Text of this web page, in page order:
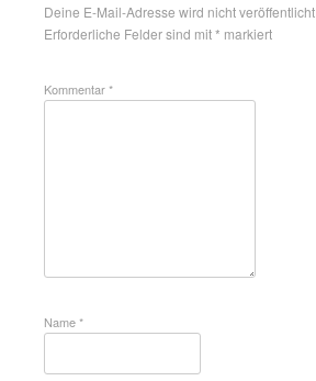
Deine E-Mail-Adresse wird nicht veröffentlicht.
Erforderliche Felder sind mit* markiert
Kommentar*
Name*